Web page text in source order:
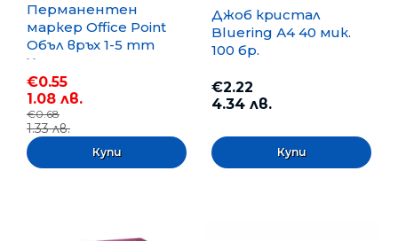
Перманентен
маркер Office Point
Объл връх 1-5 mm
Черен
€0.55
1.08 лв.
€0.68
1.33 лв.
Джоб кристал
Bluering А4 40 мик.
100 бр.
€2.22
4.34 лв.